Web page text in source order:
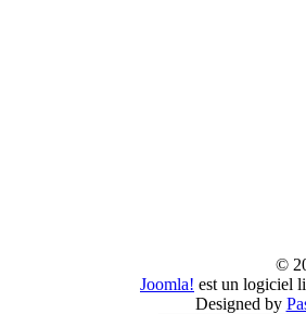
©
Joomla! est un logiciel
Designed by